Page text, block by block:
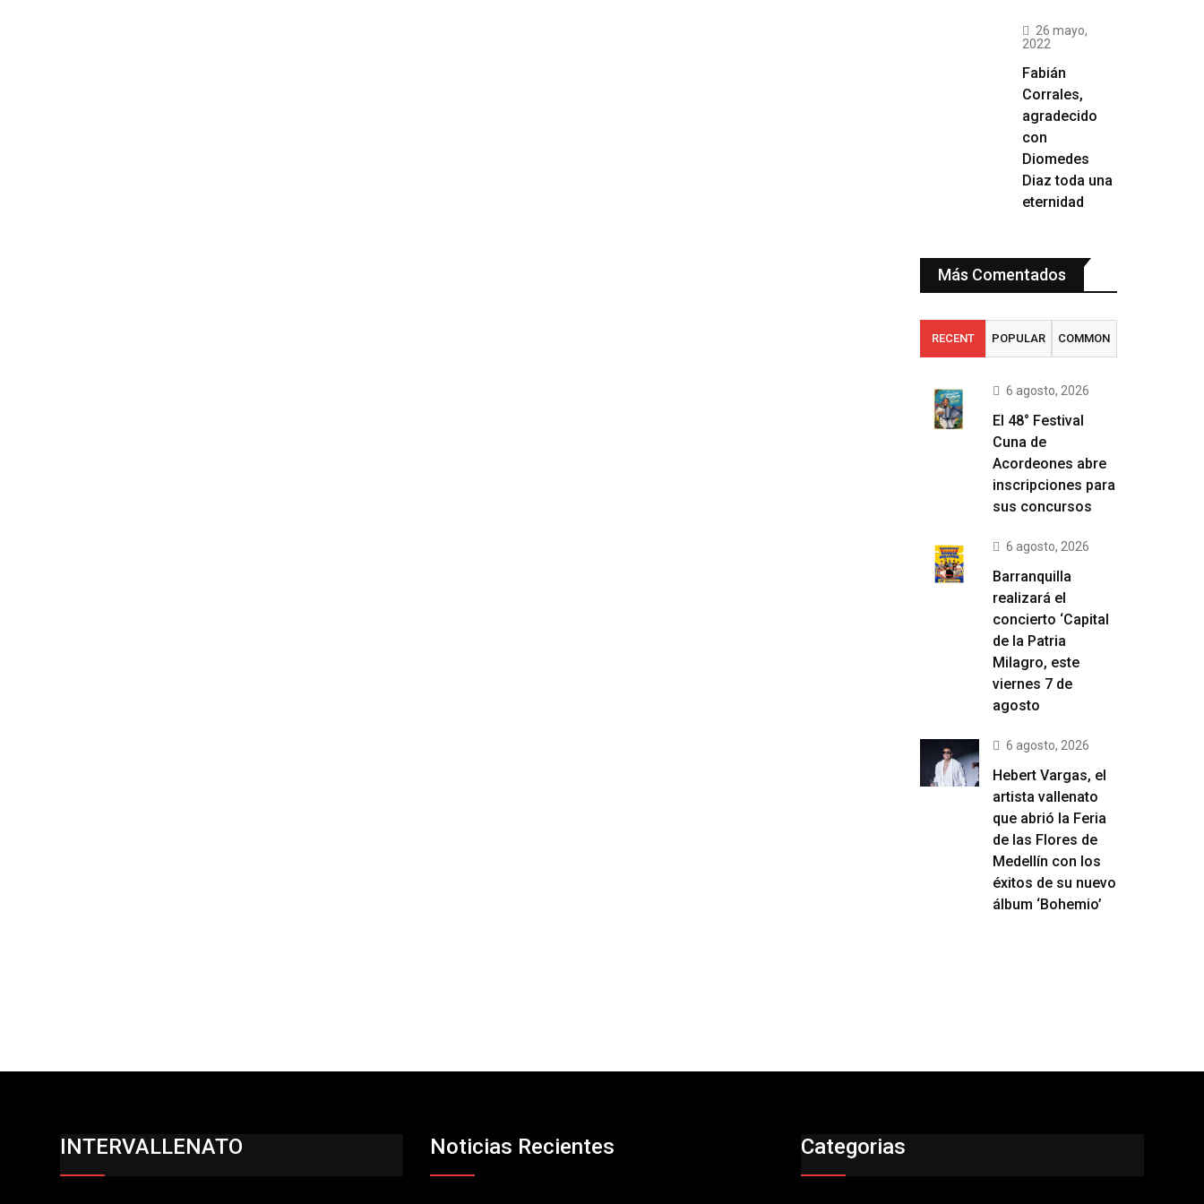
26 mayo,
2022
Fabián
Corrales,
agradecido
con
Diomedes
Diaz toda una
eternidad
Más Comentados
RECENT POPULAR COMMON
6 agosto, 2026
El 48° Festival
Cuna de
Acordeones abre
inscripciones para
sus concursos
6 agosto, 2026
Barranquilla
realizará el
concierto ‘Capital
de la Patria
Milagro, este
viernes 7 de
agosto
6 agosto, 2026
Hebert Vargas, el
artista vallenato
que abrió la Feria
de las Flores de
Medellín con los
éxitos de su nuevo
álbum ‘Bohemio’
INTERVALLENATO Noticias Recientes Categorias